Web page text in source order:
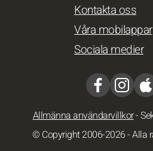
Kontakta oss
Våra mobilappar
Sociala medier
Allmänna användarvillkor-
© Copyright 2006-2026 - Alla